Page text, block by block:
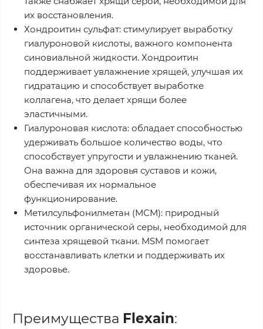
их восстановления.
Хондроитин сульфат: стимулирует выработку
гиалуроновой кислоты, важного компонента
синовиальной жидкости. Хондроитин
поддерживает увлажнение хрящей, улучшая их
гидратацию и способствует выработке
коллагена, что делает хрящи более
эластичными.
Гиалуроновая кислота: обладает способностью
удерживать большое количество воды, что
способствует упругости и увлажнению тканей.
Она важна для здоровья суставов и кожи,
обеспечивая их нормальное
функционирование.
Метилсульфонилметан (МСМ): природный
источник органической серы, необходимой для
синтеза хрящевой ткани. MSM помогает
восстанавливать клетки и поддерживать их
здоровье.
Преимущества Flexain: